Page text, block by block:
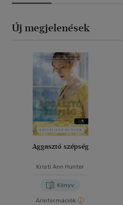
Új megjelenések
Aggasztó szépség
Kristi Ann Hunter
Könyv
Árinformációk